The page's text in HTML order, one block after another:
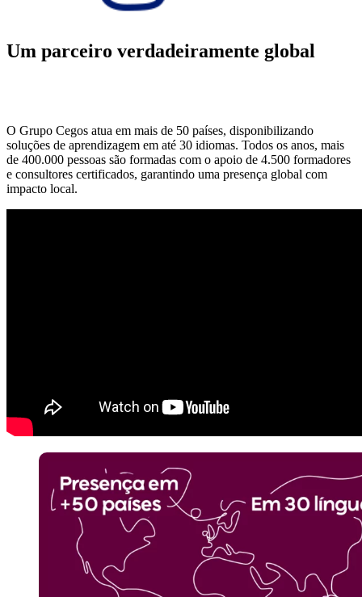
Desenvolver projetos internacionais de formação à
Um parceiro verdadeiramente global
O Grupo Cegos atua em mais de 50 países, disponibilizando
soluções de aprendizagem em até 30 idiomas. Todos os anos, mais
de 400.000 pessoas são formadas com o apoio de 4.500 formadores
e consultores certificados, garantindo uma presença global com
impacto local.